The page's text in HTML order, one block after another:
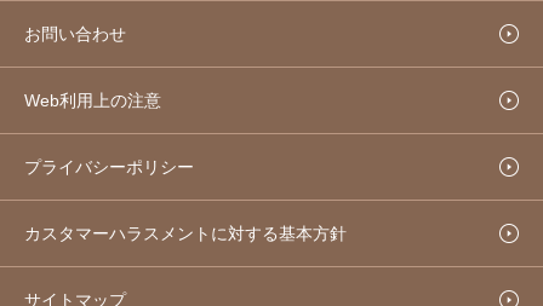
お問い合わせ
Web利用上の注意
プライバシーポリシー
カスタマーハラスメントに対する基本方針
サイトマップ